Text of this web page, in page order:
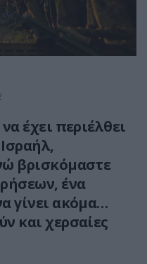
έχει περιέλθει
βρισκόμαστε
ένα
γίνει ακόμα…
και χερσαίες